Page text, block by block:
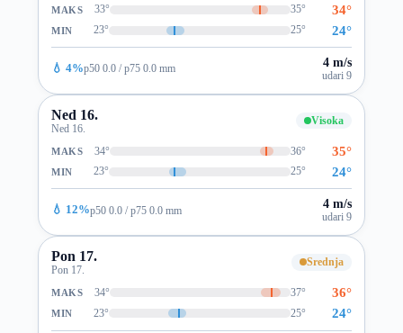
MAKS 33° 35° 34°
MIN 23° 25° 24°
💧 4%p50 0.0 / p75 0.0 mm 4 m/s
udari 9
Ned 16.
Ned 16.
Visoka
MAKS 34° 36° 35°
MIN 23° 25° 24°
💧 12%p50 0.0 / p75 0.0 mm 4 m/s
udari 9
Pon 17.
Pon 17.
Srednja
MAKS 34° 37° 36°
MIN 23° 25° 24°